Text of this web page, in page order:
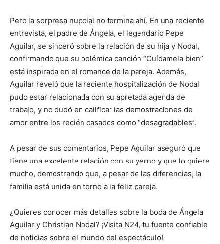
Pero la sorpresa nupcial no termina ahí. En una reciente
entrevista, el padre de Ángela, el legendario Pepe
Aguilar, se sinceró sobre la relación de su hija y Nodal,
confirmando que su polémica canción “Cuídamela bien”
está inspirada en el romance de la pareja. Además,
Aguilar reveló que la reciente hospitalización de Nodal
pudo estar relacionada con su apretada agenda de
trabajo, y no dudó en calificar las demostraciones de
amor entre los recién casados como “desagradables”.
A pesar de sus comentarios, Pepe Aguilar aseguró que
tiene una excelente relación con su yerno y que lo quiere
mucho, demostrando que, a pesar de las diferencias, la
familia está unida en torno a la feliz pareja.
¿Quieres conocer más detalles sobre la boda de Ángela
Aguilar y Christian Nodal? ¡Visita N24, tu fuente confiable
de noticias sobre el mundo del espectáculo!